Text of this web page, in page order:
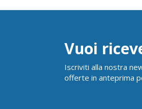
Vuoi
Iscriviti alla nostra
offerte in anteprima